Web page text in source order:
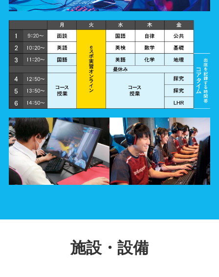
施設・設備